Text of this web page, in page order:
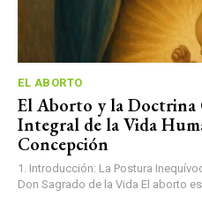
EL ABORTO
El Aborto y la Doctrina
Integral de la Vida
Concepción
1. Introducción: La Postura
Don Sagrado de la Vida El